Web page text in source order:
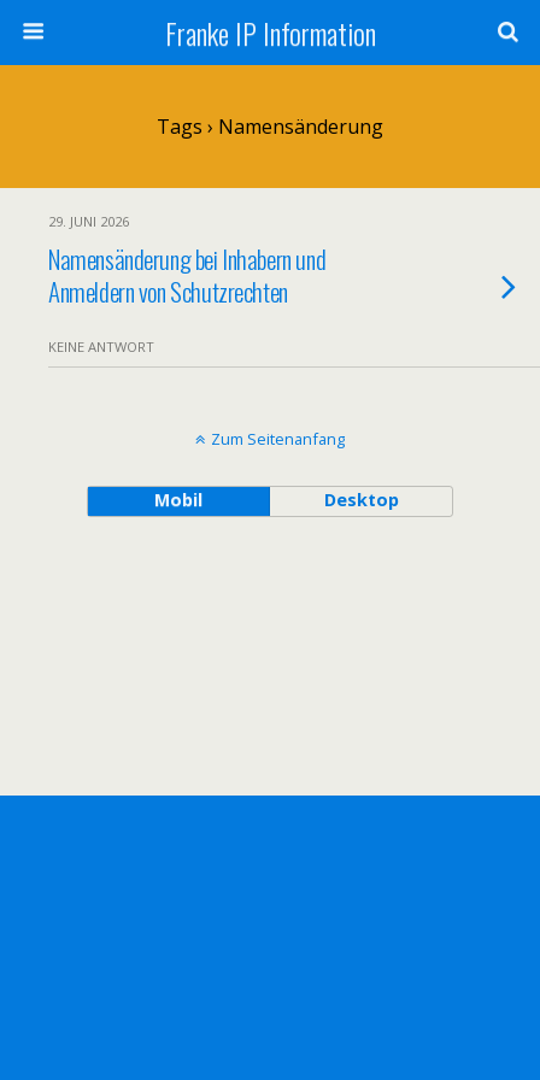
Franke IP Information
Tags › Namensänderung
29. JUNI 2026
Namensänderung bei Inhabern und
Anmeldern von Schutzrechten
KEINE ANTWORT
Zum Seitenanfang
Mobil Desktop